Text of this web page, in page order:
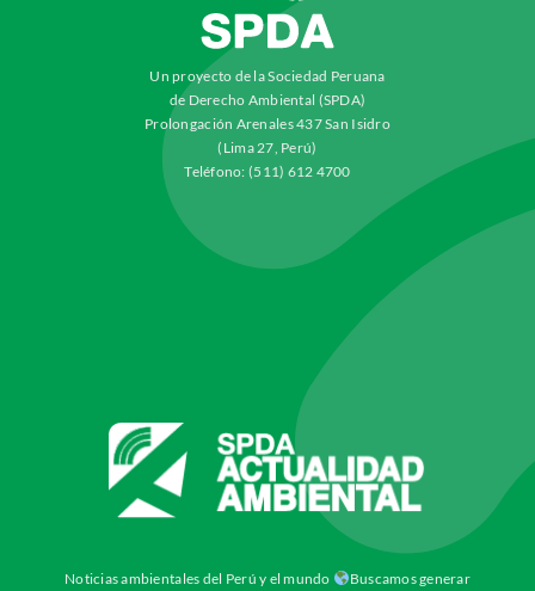
Un proyecto de la Sociedad Peruana
de Derecho Ambiental (SPDA)
Prolongación Arenales 437 San Isidro
(Lima 27, Perú)
Teléfono: (511) 612 4700
Noticias ambientales del Perú y el mundo Buscamos generar